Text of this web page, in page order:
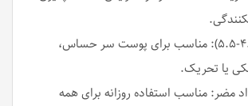
•pH متعادل (۴.۵-۵.۵): مناسب برای پوست سر حساس،
یا تحریک.
مضر: مناسب استفاده روزانه برای همه